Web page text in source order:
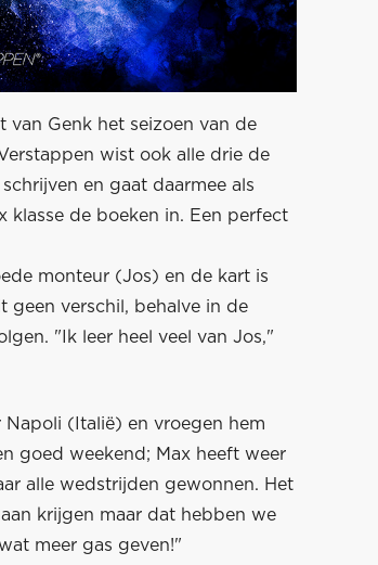
Genk het seizoen van de
wist ook alle drie de
en gaat daarmee als
klasse de boeken in. Een perfect
monteur (Jos) en de kart is
geen verschil, behalve in de
"Ik leer heel veel van Jos,"
(Italië) en vroegen hem
goed weekend; Max heeft weer
alle wedstrijden gewonnen. Het
krijgen maar dat hebben we
meer gas geven!"